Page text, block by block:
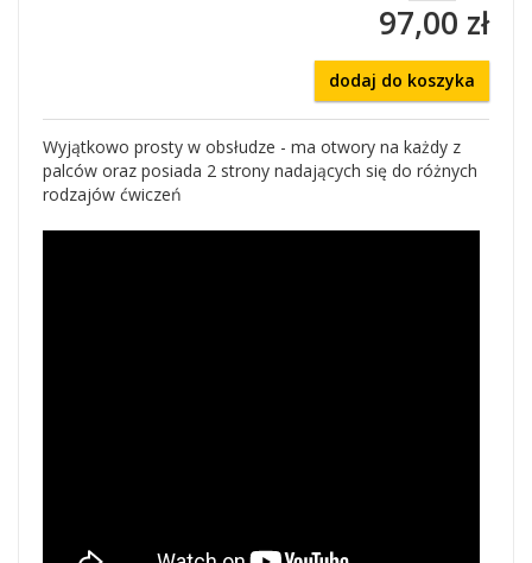
97,00 zł
dodaj do koszyka
Wyjątkowo prosty w obsłudze - ma otwory na każdy z
palców oraz posiada 2 strony nadających się do różnych
rodzajów ćwiczeń